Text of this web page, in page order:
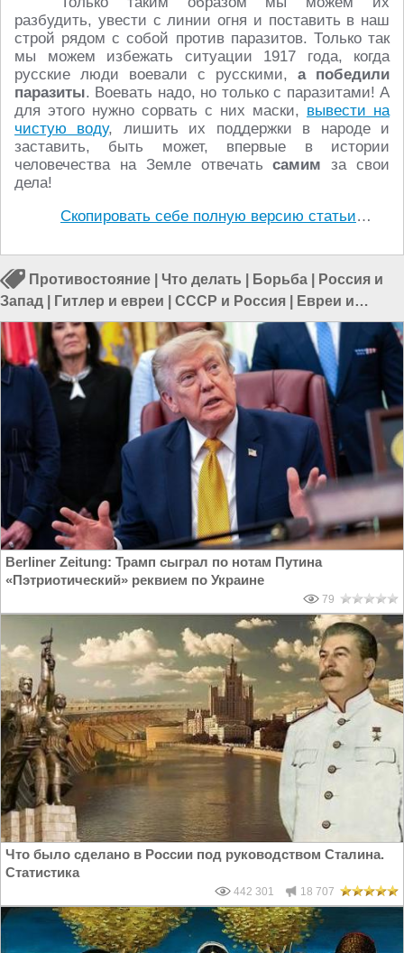
разбудить, увести с линии огня и поставить в наш
строй рядом с собой против паразитов. Только так
мы можем избежать ситуации 1917 года, когда
русские люди воевали с русскими, а победили
паразиты. Воевать надо, но только с паразитами! А
для этого нужно сорвать с них маски, вывести на
чистую воду, лишить их поддержки в народе и
заставить, быть может, впервые в истории
человечества на Земле отвечатьсамим за свои
дела!
Скопировать себе полную версию статьи…
Противостояние Что делать Борьба
Россия и
Запад
Гитлер и евреи СССР и Россия
Евреи и
Россия
Berliner Zeitung: Трамп сыграл по нотам Путина
«Пэтриотический» реквием по Украине
79
Что было сделано в России под руководством Сталина.
Статистика
442 301 18 707